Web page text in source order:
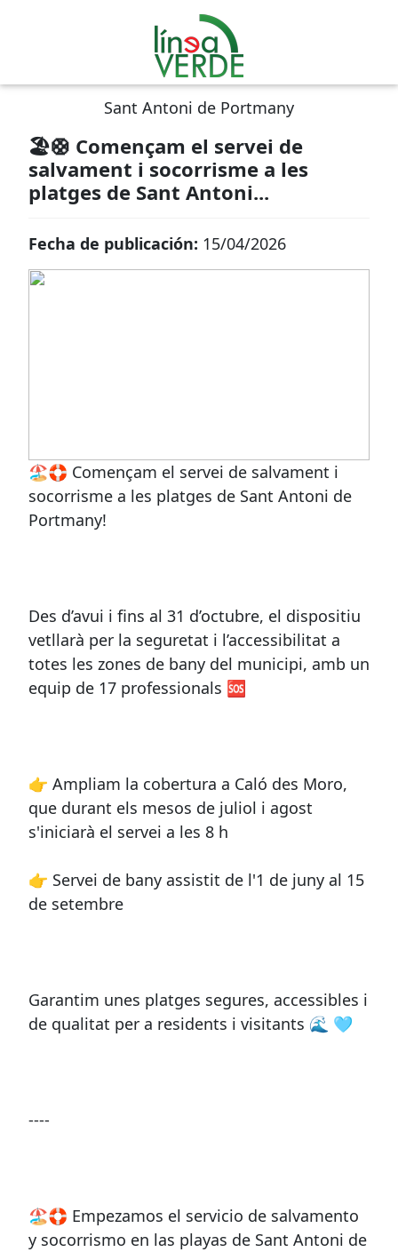
Sant Antoni de Portmany
🏖️🛟 Començam el servei de
salvament i socorrisme a les
platges de Sant Antoni...
Fecha de publicación: 15/04/2026
🏖️🛟 Començam el servei de salvament i
socorrisme a les platges de Sant Antoni de
Portmany!
Des d’avui i fins al 31 d’octubre, el dispositiu
vetllarà per la seguretat i l’accessibilitat a
totes les zones de bany del municipi, amb un
equip de 17 professionals 🆘
👉 Ampliam la cobertura a Caló des Moro,
que durant els mesos de juliol i agost
s'iniciarà el servei a les 8 h
👉 Servei de bany assistit de l'1 de juny al 15
de setembre
Garantim unes platges segures, accessibles i
de qualitat per a residents i visitants 🌊 🩵
----
🏖️🛟 Empezamos el servicio de salvamento
y socorrismo en las playas de Sant Antoni de